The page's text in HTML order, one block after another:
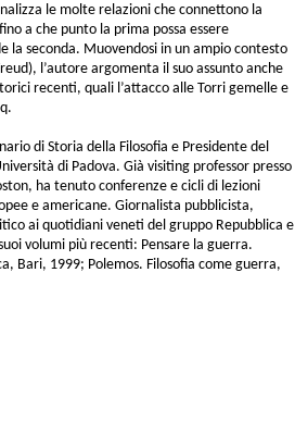
le molte relazioni che connettono la
a che punto la prima possa essere
la seconda. Muovendosi in un ampio contesto
l’autore argomenta il suo assunto anche
recenti, quali l’attacco alle Torri gemelle e
di Storia della Filosofia e Presidente del
di Padova. Già visiting professor presso
ha tenuto conferenze e cicli di lezioni
e americane. Giornalista pubblicista,
ai quotidiani veneti del gruppo Repubblica e
volumi più recenti: Pensare la guerra.
Bari, 1999; Polemos. Filosofia come guerra,